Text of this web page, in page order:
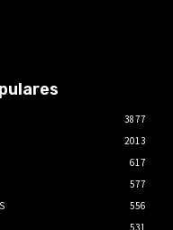
3877
2013
617
577
556
531